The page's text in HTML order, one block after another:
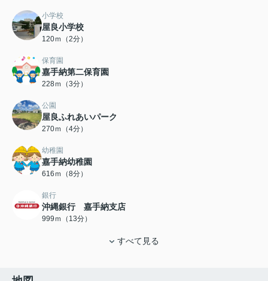
小学校
屋良小学校
120ｍ（2分）
保育園
嘉手納第二保育園
228ｍ（3分）
公園
屋良ふれあいパーク
270ｍ（4分）
幼稚園
嘉手納幼稚園
616ｍ（8分）
銀行
沖縄銀行 嘉手納支店
999ｍ（13分）
すべて見る